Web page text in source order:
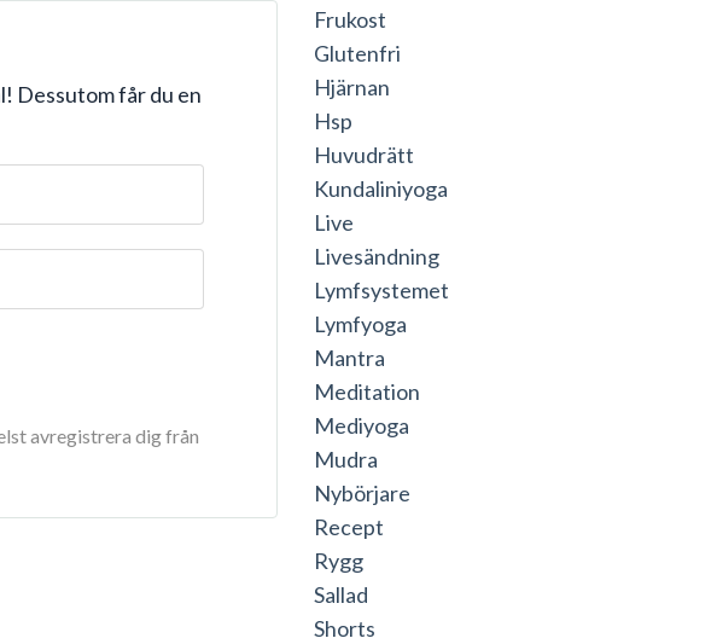
Dessutom får du en
avregistrera dig från
Frukost
Glutenfri
Hjärnan
Hsp
Huvudrätt
Kundaliniyoga
Live
Livesändning
Lymfsystemet
Lymfyoga
Mantra
Meditation
Mediyoga
Mudra
Nybörjare
Recept
Rygg
Sallad
Shorts